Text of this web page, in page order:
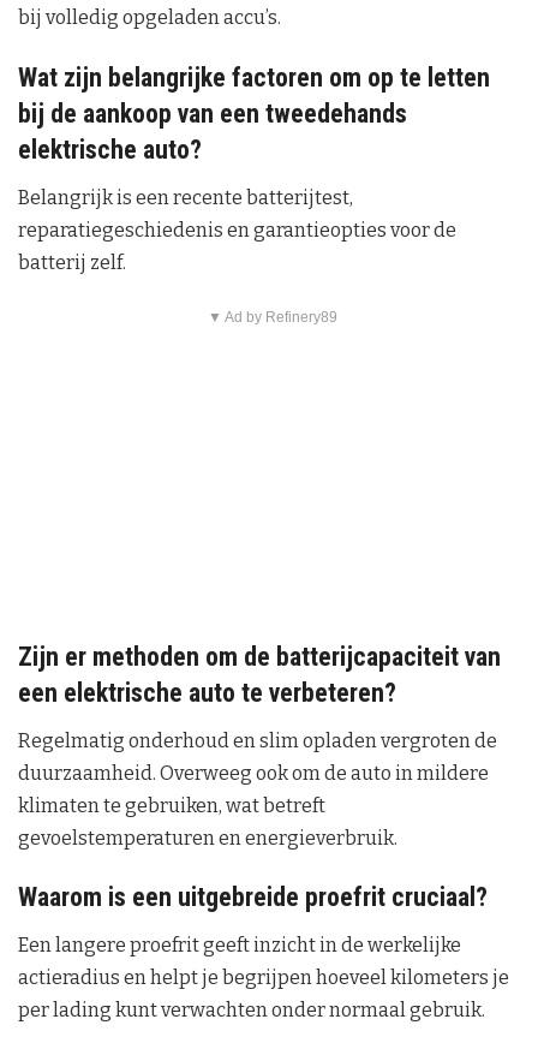
bij volledig opgeladen accu’s.
Wat zijn belangrijke factoren om op te letten
bij de aankoop van een tweedehands
elektrische auto?
Belangrijk is een recente batterijtest,
reparatiegeschiedenis en garantieopties voor de
batterij zelf.
▼ Ad by Refinery89
Zijn er methoden om de batterijcapaciteit van
een elektrische auto te verbeteren?
Regelmatig onderhoud en slim opladen vergroten de
duurzaamheid. Overweeg ook om de auto in mildere
klimaten te gebruiken, wat betreft
gevoelstemperaturen en energieverbruik.
Waarom is een uitgebreide proefrit cruciaal?
Een langere proefrit geeft inzicht in de werkelijke
actieradius en helpt je begrijpen hoeveel kilometers je
per lading kunt verwachten onder normaal gebruik.